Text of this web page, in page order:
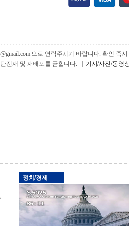
으로 연락주시기 바랍니다. 확인 즉
단전재 및 재배포를 금합니다. | 기사/사진/동영
정치/경제